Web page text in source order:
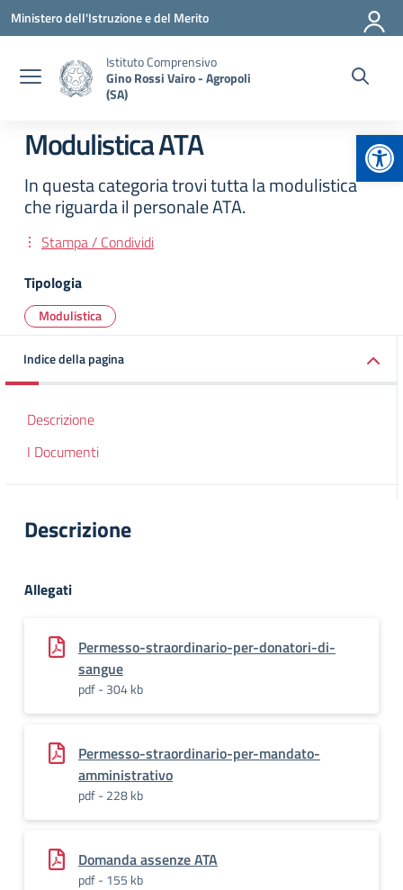
Vai ai contenuti
Vai al menu di navigazione
Vai al footer
Ministero dell'Istruzione e del Merito
Istituto Comprensivo
Gino Rossi Vairo - Agropoli
(SA)
Modulistica ATA
In questa categoria trovi tutta la modulistica
che riguarda il personale ATA.
Stampa / Condividi
Tipologia
Modulistica
Indice della pagina
Descrizione
I Documenti
Descrizione
Allegati
Permesso-straordinario-per-donatori-di-
sangue
pdf - 304 kb
Permesso-straordinario-per-mandato-
amministrativo
pdf - 228 kb
Domanda assenze ATA
pdf - 155 kb